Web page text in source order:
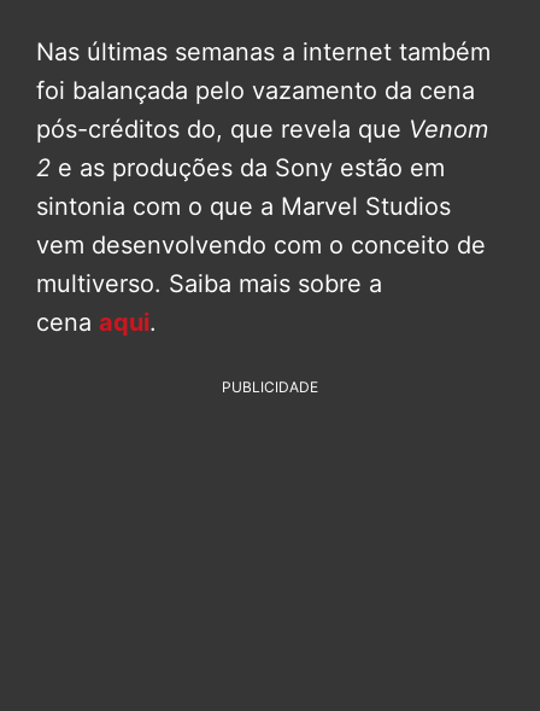
Nas últimas semanas a internet também
foi balançada pelo vazamento da cena
pós-créditos do, que revela que Venom
2 e as produções da Sony estão em
sintonia com o que a Marvel Studios
vem desenvolvendo com o conceito de
multiverso. Saiba mais sobre a
cena aqui.
PUBLICIDADE